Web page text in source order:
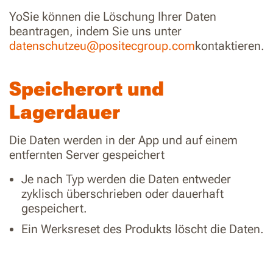
YoSie können die Löschung Ihrer Daten
beantragen, indem Sie uns unter
datenschutzeu@positecgroup.comkontaktieren.
Speicherort und
Lagerdauer
Die Daten werden in der App und auf einem
entfernten Server gespeichert
Je nach Typ werden die Daten entweder
zyklisch überschrieben oder dauerhaft
gespeichert.
Ein Werksreset des Produkts löscht die Daten.